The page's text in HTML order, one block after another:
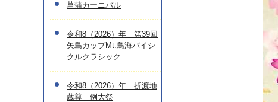
菖蒲カーニバル
令和8（2026）年 第39回
矢島カップMt.鳥海バイシ
クルクラシック
令和8（2026）年 折渡地
蔵尊 例大祭